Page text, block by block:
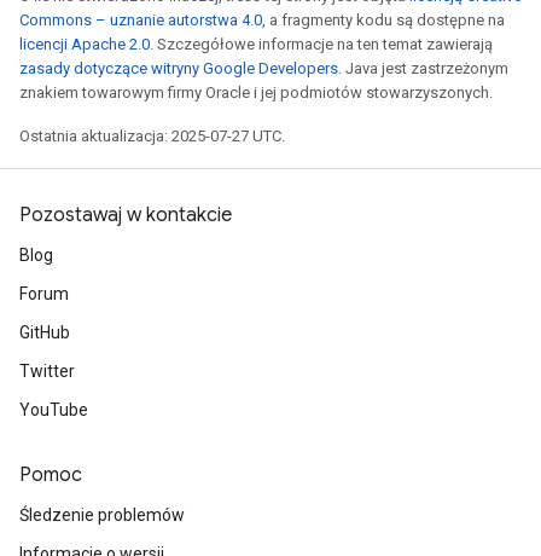
Commons – uznanie autorstwa 4.0, a fragmenty kodu są dostępne na
licencji Apache 2.0. Szczegółowe informacje na ten temat zawierają
zasady dotyczące witryny Google Developers. Java jest zastrzeżonym
znakiem towarowym firmy Oracle i jej podmiotów stowarzyszonych.
Ostatnia aktualizacja: 2025-07-27 UTC.
Pozostawaj w kontakcie
Blog
Forum
GitHub
Twitter
YouTube
Pomoc
Śledzenie problemów